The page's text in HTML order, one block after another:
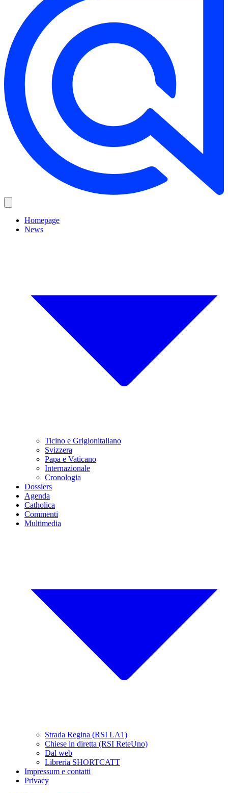
Homepage
News
Ticino e Grigionitaliano
Svizzera
Papa e Vaticano
Internazionale
Cronologia
Dossiers
Agenda
Catholica
Commenti
Multimedia
Strada Regina (RSI LA1)
Chiese in diretta (RSI ReteUno)
Dal web
Libreria SHORTCATT
Impressum e contatti
Privacy